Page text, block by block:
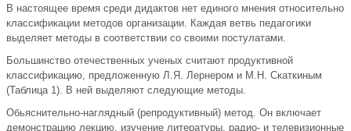
В настоящее время среди дидактов нет единого мнения относительно
классификации методов организации. Каждая ветвь педагогики
выделяет методы в соответствии со своими постулатами.
Большинство отечественных ученых считают продуктивной
классификацию, предложенную Л.Я. Лернером и М.Н. Скаткиным
(Таблица 1). В ней выделяют следующие методы.
Обьяснительно-наглядный (репродуктивный) метод. Он включает
демонстрацию лекцию, изучение литературы, радио- и телевизионные